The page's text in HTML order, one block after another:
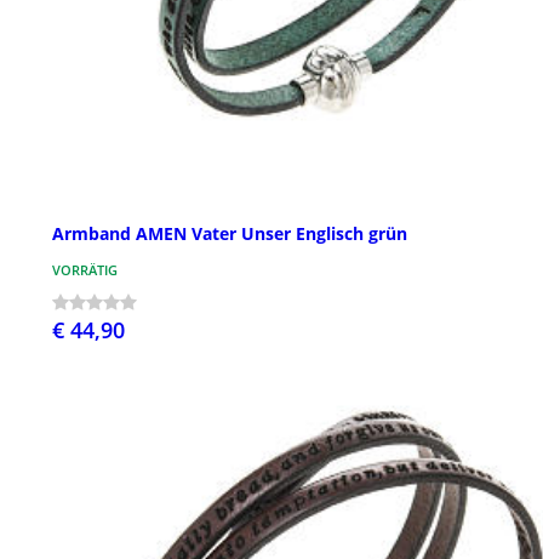
Armband AMEN Vater Unser Englisch grün
VORRÄTIG
€ 44,90